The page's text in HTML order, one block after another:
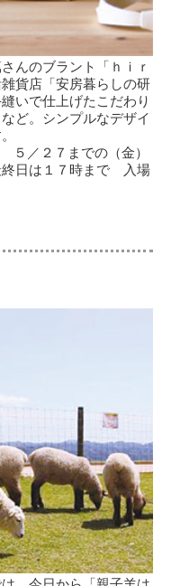
んのブラント「ｈｉｒ
貨店「安房暮らしの研
いで仕上げたこだわり
ど。シンプルなデザイ
／２７までの（金）
終日は１７時まで 入場